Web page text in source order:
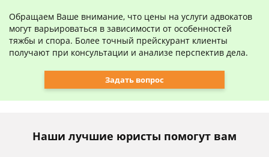
Обращаем Ваше внимание, что цены на услуги адвокатов
могут варьироваться в зависимости от особенностей
тяжбы и спора. Более точный прейскурант клиенты
получают при консультации и анализе перспектив дела.
Задать вопрос
Наши лучшие юристы помогут вам